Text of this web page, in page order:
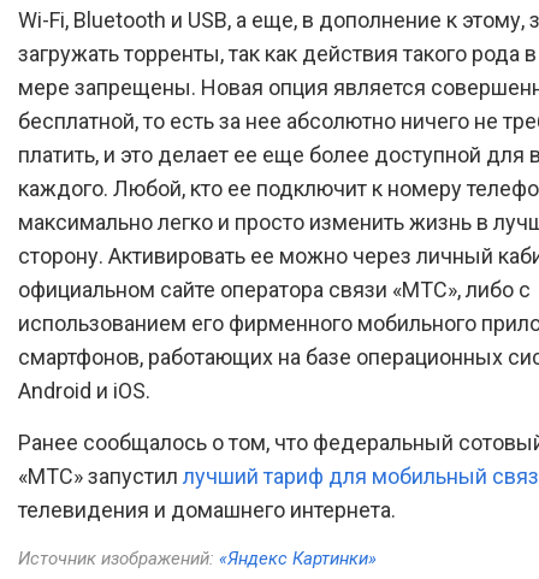
Wi-Fi, Bluetooth и USB, а еще, в дополнение к этому,
загружать торренты, так как действия такого рода
мере запрещены. Новая опция является
бесплатной, то есть за нее абсолютно ничего не
платить, и это делает ее еще более доступной для
каждого. Любой, кто ее подключит к номеру
максимально легко и просто изменить жизнь в
сторону. Активировать ее можно через личный
официальном сайте оператора связи «МТС», либо с
использованием его фирменного мобильного
смартфонов, работающих на базе операционных
Android и iOS.
Ранее сообщалось о том, что федеральный
«МТС» запустил лучший тариф для мобильный
телевидения и домашнего интернета.
Источник изображений: «Яндекс Картинки»